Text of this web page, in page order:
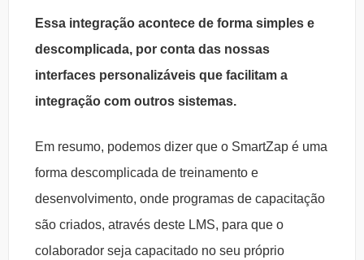
Essa integração acontece de forma simples e
descomplicada, por conta das nossas
interfaces personalizáveis que facilitam a
integração com outros sistemas.
Em resumo, podemos dizer que o SmartZap é uma
forma descomplicada de treinamento e
desenvolvimento, onde programas de capacitação
são criados, através deste LMS, para que o
colaborador seja capacitado no seu próprio